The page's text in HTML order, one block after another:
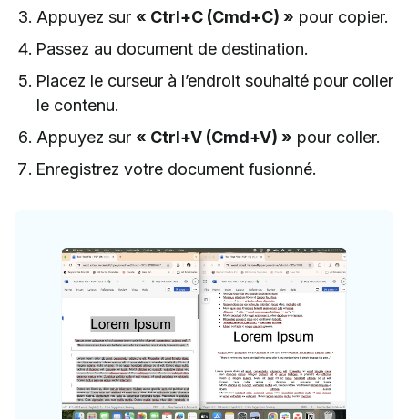
Appuyez sur « Ctrl+C (Cmd+C) » pour copier.
Passez au document de destination.
Placez le curseur à l’endroit souhaité pour coller
le contenu.
Appuyez sur « Ctrl+V (Cmd+V) » pour coller.
Enregistrez votre document fusionné.